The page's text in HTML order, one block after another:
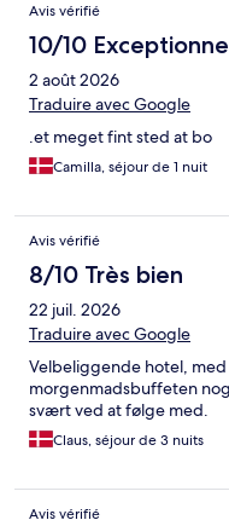
Avis vérifié
10/10
2 août 2026
Traduire avec Google
.et meget fint sted at bo
Camilla, séjour de 1 nuit
Avis vérifié
8/10 Très bien
22 juil. 2026
Traduire avec Google
Velbeliggende hotel,
morgenmadsbuffeten
svært ved at følge med.
Claus, séjour de 3 nuits
Avis vérifié